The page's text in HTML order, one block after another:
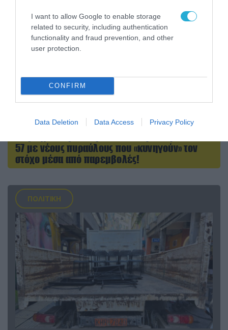
I want to allow Google to enable storage
related to security, including authentication
functionality and fraud prevention, and other
user protection.
CONFIRM
Data Deletion Data Access Privacy Policy
06.08.2026 | 10:02
57 με νέους πυραύλους που «κυνηγούν» τον
στόχο μέσα από παρεμβολές!
ΠΟΛΙΤΙΚΗ